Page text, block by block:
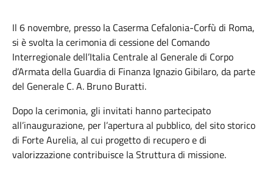
Il 6 novembre, presso la Caserma Cefalonia-Corfù di Roma,
si è svolta la cerimonia di cessione del Comando
Interregionale dell’Italia Centrale al Generale di Corpo
d’Armata della Guardia di Finanza Ignazio Gibilaro, da parte
del Generale C. A. Bruno Buratti.
Dopo la cerimonia, gli invitati hanno partecipato
all’inaugurazione, per l’apertura al pubblico, del sito storico
di Forte Aurelia, al cui progetto di recupero e di
valorizzazione contribuisce la Struttura di missione.